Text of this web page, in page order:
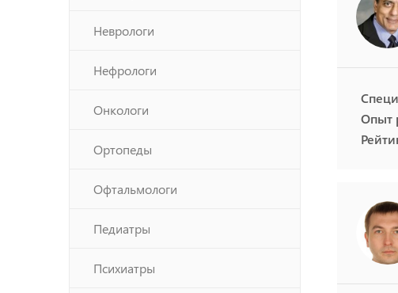
Опыт
Неврологи
Нефрологи
Онкологи
Ортопеды
Офтальмологи
Педиатры
Психиатры